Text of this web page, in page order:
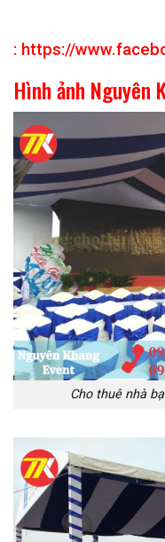
: https://
Hình ảnh Nguyên
Cho thuê nhà